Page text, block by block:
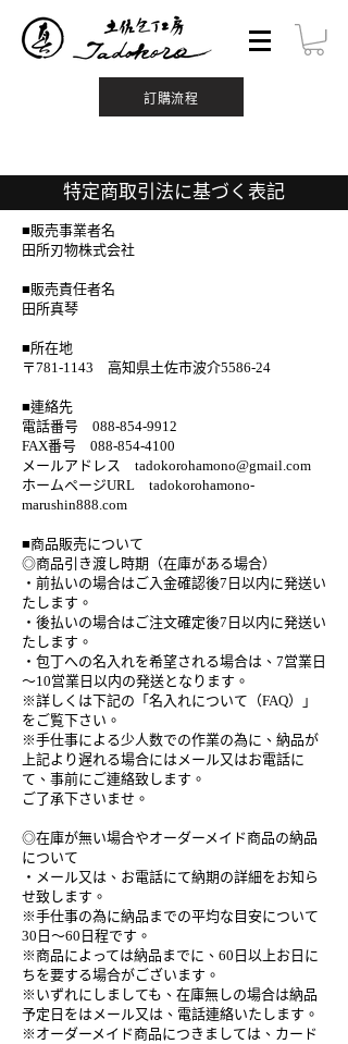
訂購流程
特定商取引法に基づく表記
■販売事業者名
田所刃物株式会社
■販売責任者名
田所真琴
■所在地
〒781-1143 高知県土佐市波介5586-24
■連絡先
電話番号 088-854-9912
FAX番号 088-854-4100
メールアドレス tadokorohamono@gmail.com
ホームページURL tadokorohamono-
marushin888.com
■商品販売について
◎商品引き渡し時期（在庫がある場合）
・前払いの場合はご入金確認後7日以内に発送い
たします。
・後払いの場合はご注文確定後7日以内に発送い
たします。
・包丁への名入れを希望される場合は、7営業日
〜10営業日以内の発送となります。
※詳しくは下記の「名入れについて（FAQ）」
をご覧下さい。
※手仕事による少人数での作業の為に、納品が
上記より遅れる場合にはメール又はお電話に
て、事前にご連絡致します。
ご了承下さいませ。
◎在庫が無い場合やオーダーメイド商品の納品
について
・メール又は、お電話にて納期の詳細をお知ら
せ致します。
※手仕事の為に納品までの平均な目安について
30日〜60日程です。
※商品によっては納品までに、60日以上お日に
ちを要する場合がございます。
※いずれにしましても、在庫無しの場合は納品
予定日をはメール又は、電話連絡いたします。
※オーダーメイド商品につきましては、カード